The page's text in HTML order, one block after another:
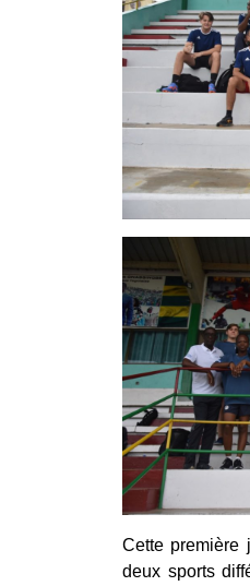
Cette première
deux sports